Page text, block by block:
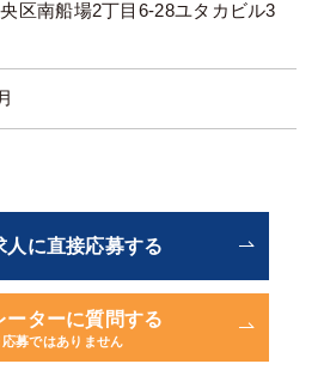
区南船場2丁目6-28ユタカビル3
人に直接応募する
ーターに質問する
募ではありません